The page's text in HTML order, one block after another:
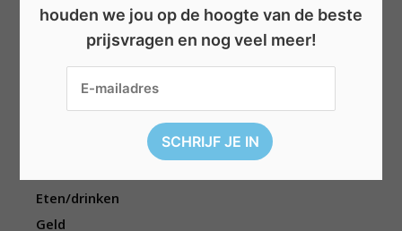
Categorieën
Beauty
Boeken
Eten/drinken
Geld
houden we jou op de hoogte van de beste
prijsvragen en nog veel meer!